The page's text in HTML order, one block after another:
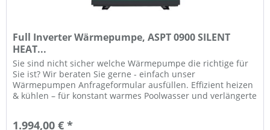
Full Inverter Wärmepumpe, ASPT 0900 SILENT
HEAT...
Sie sind nicht sicher welche Wärmepumpe die richtige für
Sie ist? Wir beraten Sie gerne - einfach unser
Wärmepumpen Anfrageformular ausfüllen. Effizient heizen
& kühlen – für konstant warmes Poolwasser und verlängerte
1.994,00 € *